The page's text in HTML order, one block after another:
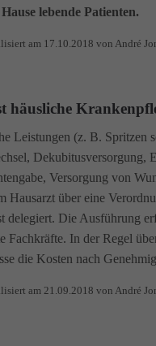
lebende Patienten.
am 17.10.2018 von André
häusliche
Leistungen (z. B. Spritzen
Dekubitusversorgung,
Versorgung von
Hausarzt über eine
delegiert. Die Ausführung
Fachkräfte. In der Regel
die Kosten nach
am 21.09.2018 von André